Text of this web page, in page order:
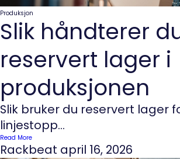
Produksjon
Slik håndterer
reservert lager i
produksjonen
Slik bruker du reservert lager
linjestopp...
Read More
Rackbeat april 16, 2026